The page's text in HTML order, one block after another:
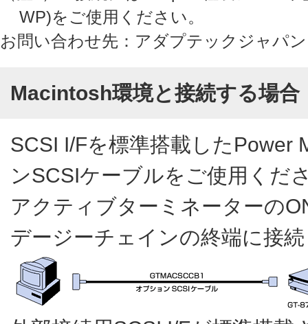
WP)をご使用ください。
お問い合わせ先：アダプテックジャパ
Macintosh環境と接続する場合
SCSI I/Fを標準搭載したPower
ンSCSIケーブルをご使用くだ
アクティブターミネーターの
デージーチェインの終端に接